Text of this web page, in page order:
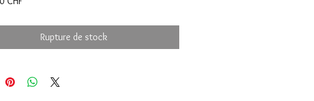
Rupture de stock